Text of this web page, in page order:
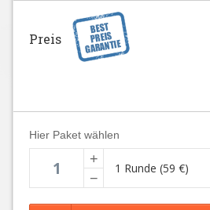
Preis
Hier Paket wählen
+
−